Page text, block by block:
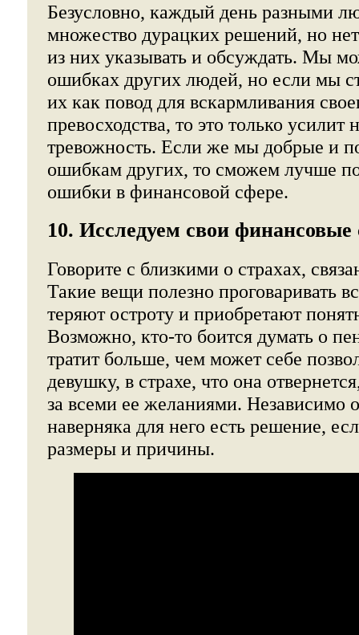
Безусловно, каждый день разными
множество дурацких решений, но
из них указывать и обсуждать. Мы
ошибках других людей, но если мы
их как повод для вскармливания
превосходства, то это только
тревожность. Если же мы добрые и
ошибкам других, то сможем лучше
ошибки в финансовой сфере.
10. Исследуем свои финансовые
Говорите с близкими о страхах,
Такие вещи полезно проговаривать
теряют остроту и приобретают
Возможно, кто-то боится думать о
тратит больше, чем может себе
девушку, в страхе, что она
за всеми ее желаниями. Независимо
наверняка для него есть решение,
размеры и причины.